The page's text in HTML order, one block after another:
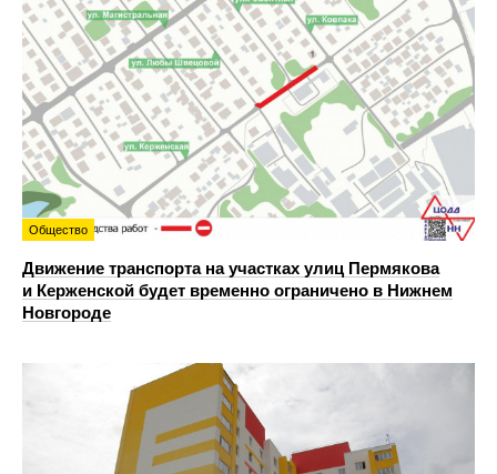
Общество
Движение транспорта на участках улиц Пермякова
и Керженской будет временно ограничено в Нижнем
Новгороде